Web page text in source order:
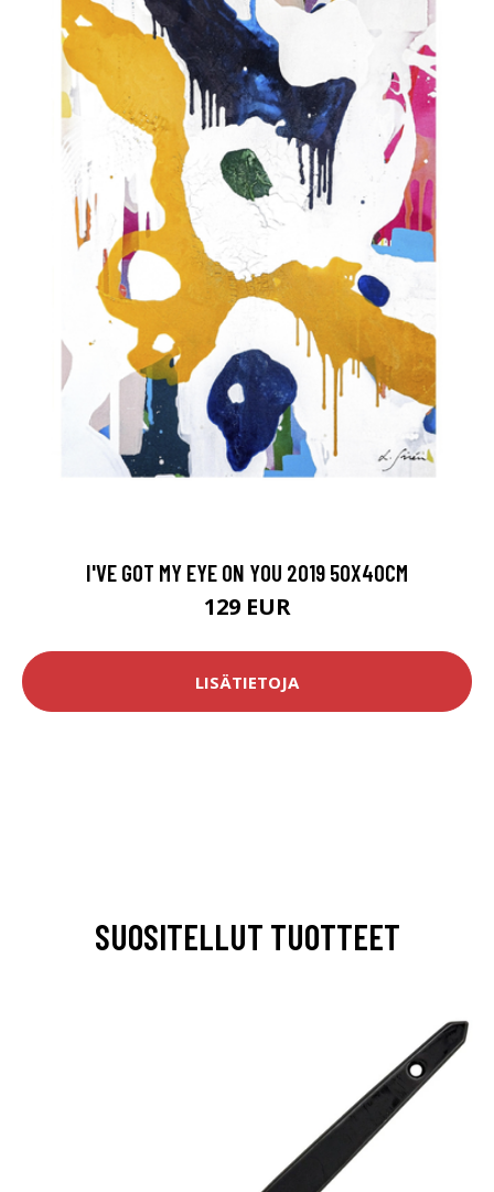
I'VE GOT MY EYE ON YOU 2019 50X40CM
129 EUR
LISÄTIETOJA
SUOSITELLUT TUOTTEET